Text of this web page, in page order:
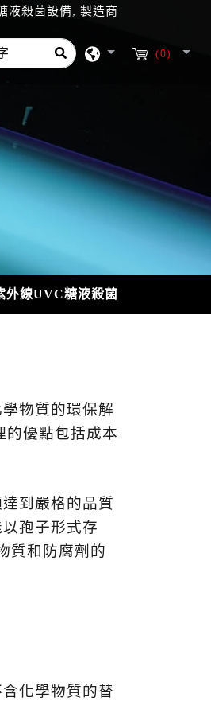
液殺菌設備, 製造商
(0)
外線UVC糖液殺菌
物質的環保解
的優點包括成本
到嚴格的品質
孢子形式存
質和防腐劑的
化學物質的替